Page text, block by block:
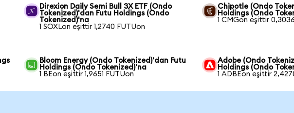
Direxion Daily Semi Bull 3X ETF (Ondo
Tokenized)'dan Futu Holdings (Ondo
Tokenized)'na
1 SOXLon eşittir 1,2740 FUTUon
Chipotle (Ondo
Holdings (Ondo
1 CMGon eşittir
Bloom Energy (Ondo Tokenized)'dan Futu
Holdings (Ondo Tokenized)'na
1 BEon eşittir 1,9651 FUTUon
Adobe (Ondo
Holdings (Ondo
1 ADBEon eşittir